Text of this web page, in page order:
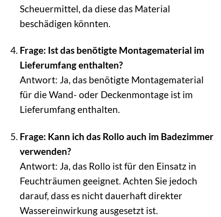
Scheuermittel, da diese das Material
beschädigen könnten.
Frage: Ist das benötigte Montagematerial im
Lieferumfang enthalten?
Antwort: Ja, das benötigte Montagematerial
für die Wand- oder Deckenmontage ist im
Lieferumfang enthalten.
Frage: Kann ich das Rollo auch im Badezimmer
verwenden?
Antwort: Ja, das Rollo ist für den Einsatz in
Feuchträumen geeignet. Achten Sie jedoch
darauf, dass es nicht dauerhaft direkter
Wassereinwirkung ausgesetzt ist.